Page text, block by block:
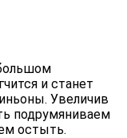
и станет
Увеличив
подрумяниваем
остыть.